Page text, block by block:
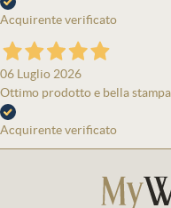
Acquirente verificato
06 Luglio 2026
Ottimo prodotto e bella
Acquirente verificato